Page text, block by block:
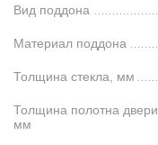
Вид поддона
Материал поддона
Толщина стекла, мм
Толщина полотна двери,
мм